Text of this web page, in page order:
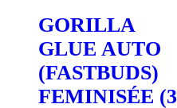
GORILLA
GLUE AUTO
(FASTBUDS)
FEMINISÉE (3